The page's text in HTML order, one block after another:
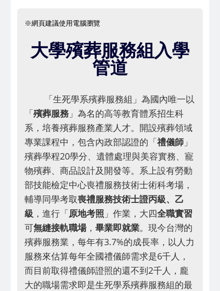
※網頁建議使用電腦瀏覽
大學殯葬服務組入學
管道
「生死學系殯葬服務組」為國內唯一以
「殯葬服務 」為名的高等教育體系招生科
系，培養殯葬服務產業人才。開設殯葬領域
專業課程中，包含內政部認證的「禮儀師 」
殯葬學程20學分、遺體處理與美容實務、寵
物殯葬、商品設計及開發等。系上設有勞動
部技能檢定中心喪禮服務技術士術科考場，
輔導同學考取喪禮服務技術士證丙級、乙
級 ，進行「原地考照 」作業，大四全職實習
可無縫接軌職場，畢業即就業。現今台灣的
殯葬服務業，每年有3.7%的成長率，以人力
服務來估算每年全國禮儀師需求是6千人，
而目前取得禮儀師證照的還不到2千人，龐
大的職場需求即是生死學系殯葬服務組的最